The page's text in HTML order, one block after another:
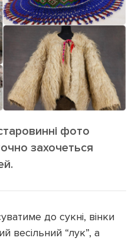
Прес-релізи
Фото/Відео
Made in Lviv
на сайті
фото
захочеться
до сукні, вінки
весільний “лук”, а